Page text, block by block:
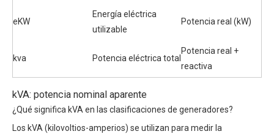
eKW
Energía eléctrica
utilizable
Potencia real (kW)
kva Potencia eléctrica total
Potencia real +
reactiva
kVA: potencia nominal aparente
¿Qué significa kVA en las clasificaciones de generadores?
Los kVA (kilovoltios-amperios) se utilizan para medir la